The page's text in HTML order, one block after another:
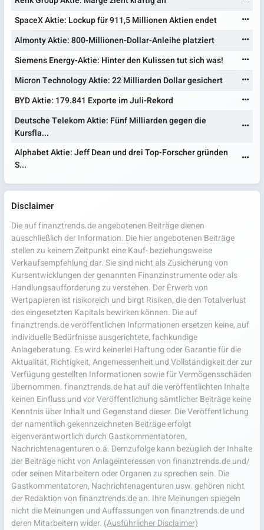
SpaceX Aktie: Lockup für 911,5 Millionen Aktien endet
Almonty Aktie: 800-Millionen-Dollar-Anleihe platziert
Siemens Energy-Aktie: Hinter den Kulissen tut sich was!
Micron Technology Aktie: 22 Milliarden Dollar gesichert
BYD Aktie: 179.841 Exporte im Juli-Rekord
Deutsche Telekom Aktie: Fünf Milliarden gegen die
Kursfla...
Alphabet Aktie: Jeff Dean und drei Top-Forscher gründen
S...
Disclaimer
Die auf finanztrends.de angebotenen Beiträge dienen
ausschließlich der Information. Die hier angebotenen Beiträge
stellen zu keinem Zeitpunkt eine Kauf- beziehungsweise
Verkaufsempfehlung dar. Sie sind nicht als Zusicherung von
Kursentwicklungen der genannten Finanzinstrumente oder als
Handlungsaufforderung zu verstehen. Der Erwerb von
Wertpapieren ist risikoreich und birgt Risiken, die den Totalverlust
des eingesetzten Kapitals bewirken können. Die auf
finanztrends.de veröffentlichen Informationen ersetzen keine, auf
individuelle Bedürfnisse ausgerichtete, fachkundige
Anlageberatung. Es wird keinerlei Haftung oder Garantie für die
Aktualität, Richtigkeit, Angemessenheit und Vollständigkeit der zur
Verfügung gestellten Informationen sowie für Vermögensschäden
übernommen. finanztrends.de hat auf die veröffentlichten Inhalte
keinen Einfluss und vor Veröffentlichung sämtlicher Beiträge keine
Kenntnis über Inhalt und Gegenstand dieser. Die Veröffentlichung
der namentlich gekennzeichneten Beiträge erfolgt
eigenverantwortlich durch Gastkommentatoren,
Nachrichtenagenturen o.ä. Demzufolge kann bezüglich der Inhalte
der Beiträge nicht von Anlageinteressen von finanztrends.de und/
oder seinen Mitarbeitern oder Organen zu sprechen sein. Die
Gastkommentatoren, Nachrichtenagenturen usw. gehören nicht
der Redaktion von finanztrends.de an. Ihre Meinungen spiegeln
nicht die Meinungen und Auffassungen von finanztrends.de und
deren Mitarbeitern wider. (Ausführlicher Disclaimer)